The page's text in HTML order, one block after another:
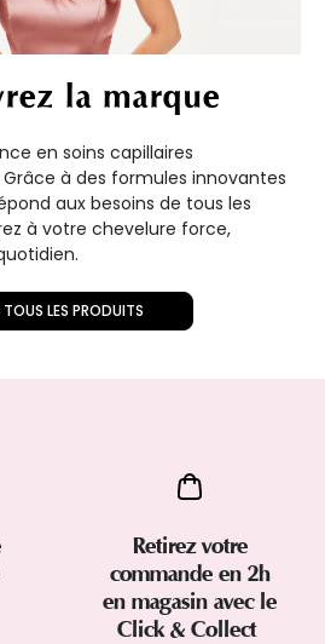
la marque
en soins capillaires
à des formules innovantes
aux besoins de tous les
à votre chevelure force,
LES PRODUITS
Retirez votre
commande en 2h
en magasin avec le
Click & Collect